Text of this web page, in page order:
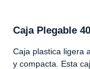
Caja Plegable
Caja plastica ligera
y compacta. Esta